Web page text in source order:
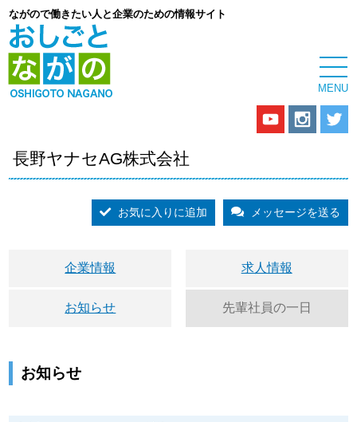
ながので働きたい人と企業のための情報サイト
長野ヤナセAG株式会社
お気に入りに追加 メッセージを送る
企業情報 求人情報
お知らせ 先輩社員の一日
お知らせ